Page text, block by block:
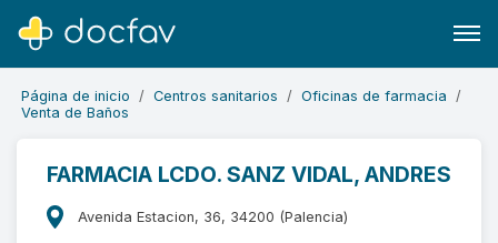
Página de inicio Centros sanitarios
Oficinas de farmacia
Venta de Baños
FARMACIA LCDO. SANZ VIDAL, ANDRES
Avenida Estacion, 36, 34200 (Palencia)